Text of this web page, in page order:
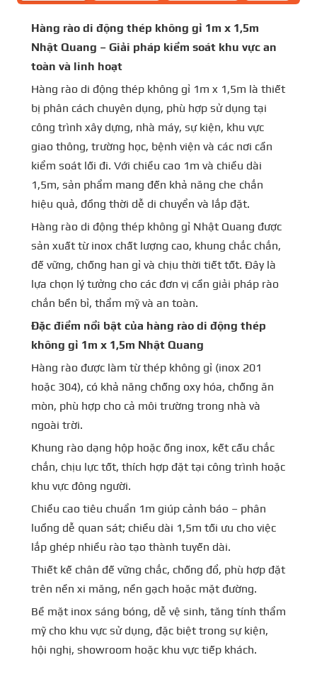
Hàng rào di động thép không gỉ 1m x 1,5m
Nhật Quang – Giải pháp kiểm soát khu vực an
toàn và linh hoạt
Hàng rào di động thép không gỉ 1m x 1,5m là thiết
bị phân cách chuyên dụng, phù hợp sử dụng tại
công trình xây dựng, nhà máy, sự kiện, khu vực
giao thông, trường học, bệnh viện và các nơi cần
kiểm soát lối đi. Với chiều cao 1m và chiều dài
1,5m, sản phẩm mang đến khả năng che chắn
hiệu quả, đồng thời dễ di chuyển và lắp đặt.
Hàng rào di động thép không gỉ Nhật Quang được
sản xuất từ inox chất lượng cao, khung chắc chắn,
đế vững, chống han gỉ và chịu thời tiết tốt. Đây là
lựa chọn lý tưởng cho các đơn vị cần giải pháp rào
chắn bền bỉ, thẩm mỹ và an toàn.
Đặc điểm nổi bật của hàng rào di động thép
không gỉ 1m x 1,5m Nhật Quang
Hàng rào được làm từ thép không gỉ (inox 201
hoặc 304), có khả năng chống oxy hóa, chống ăn
mòn, phù hợp cho cả môi trường trong nhà và
ngoài trời.
Khung rào dạng hộp hoặc ống inox, kết cấu chắc
chắn, chịu lực tốt, thích hợp đặt tại công trình hoặc
khu vực đông người.
Chiều cao tiêu chuẩn 1m giúp cảnh báo – phân
luồng dễ quan sát; chiều dài 1,5m tối ưu cho việc
lắp ghép nhiều rào tạo thành tuyến dài.
Thiết kế chân đế vững chắc, chống đổ, phù hợp đặt
trên nền xi măng, nền gạch hoặc mặt đường.
Bề mặt inox sáng bóng, dễ vệ sinh, tăng tính thẩm
mỹ cho khu vực sử dụng, đặc biệt trong sự kiện,
hội nghị, showroom hoặc khu vực tiếp khách.